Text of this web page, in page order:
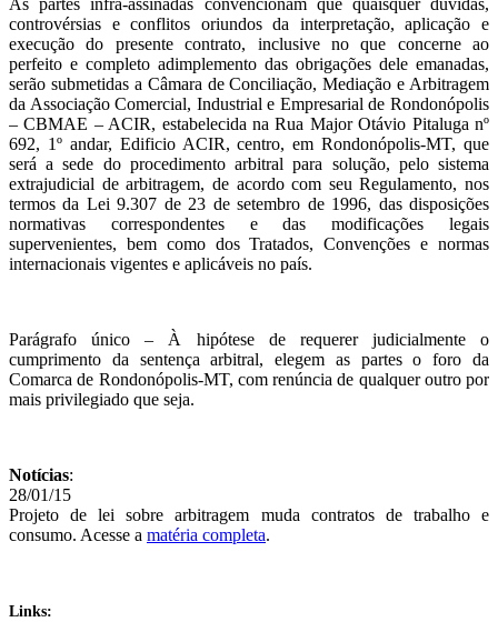
As partes infra-assinadas convencionam que quaisquer dúvidas,
controvérsias e conflitos oriundos da interpretação, aplicação e
execução do presente contrato, inclusive no que concerne ao
perfeito e completo adimplemento das obrigações dele emanadas,
serão submetidas a Câmara de Conciliação, Mediação e Arbitragem
da Associação Comercial, Industrial e Empresarial de Rondonópolis
– CBMAE – ACIR, estabelecida na Rua Major Otávio Pitaluga nº
692, 1º andar, Edificio ACIR, centro, em Rondonópolis-MT, que
será a sede do procedimento arbitral para solução, pelo sistema
extrajudicial de arbitragem, de acordo com seu Regulamento, nos
termos da Lei 9.307 de 23 de setembro de 1996, das disposições
normativas correspondentes e das modificações legais
supervenientes, bem como dos Tratados, Convenções e normas
internacionais vigentes e aplicáveis no país.
Parágrafo único – À hipótese de requerer judicialmente o
cumprimento da sentença arbitral, elegem as partes o foro da
Comarca de Rondonópolis-MT, com renúncia de qualquer outro por
mais privilegiado que seja.
Notícias:
28/01/15
Projeto de lei sobre arbitragem muda contratos de trabalho e
consumo. Acesse a matéria completa.
Links: